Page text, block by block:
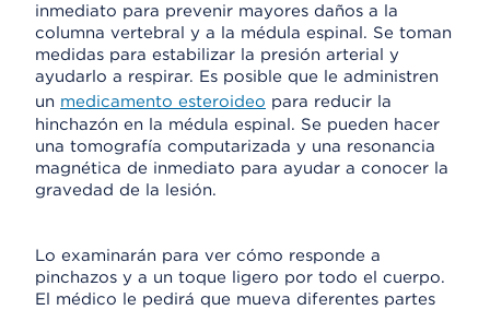
inmediato para prevenir mayores daños a la
columna vertebral y a la médula espinal. Se toman
medidas para estabilizar la presión arterial y
ayudarlo a respirar. Es posible que le administren
un medicamento esteroideo para reducir la
hinchazón en la médula espinal. Se pueden hacer
una tomografía computarizada y una resonancia
magnética de inmediato para ayudar a conocer la
gravedad de la lesión.
Lo examinarán para ver cómo responde a
pinchazos y a un toque ligero por todo el cuerpo.
El médico le pedirá que mueva diferentes partes